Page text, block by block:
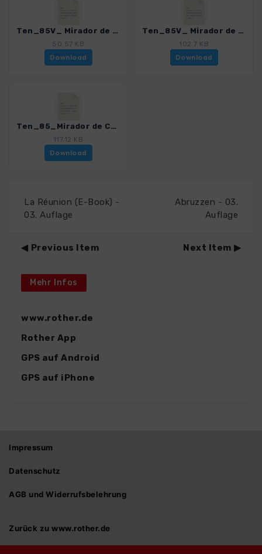
Ten_85V_ Mirador de Chio - Pico Viejo - Boca Tauce_4016_21.gpx
50.57 KB
Download
Ten_85V_ Mirador de Chio - Pico Viejo_4016_21.gpx
102.7 KB
Download
Ten_85_Mirador de Chio - Pico Viejo_4016_21.gpx
117.12 KB
Download
La Réunion (E-Book) -
03. Auflage
Abruzzen - 03.
Auflage
Previous Item Next Item
Mehr Infos
www.rother.de
Rother App
GPS auf Android
GPS auf iPhone
Impressum
Datenschutz
AGB und Widerrufsbelehrung
Zurück zu www.rother.de